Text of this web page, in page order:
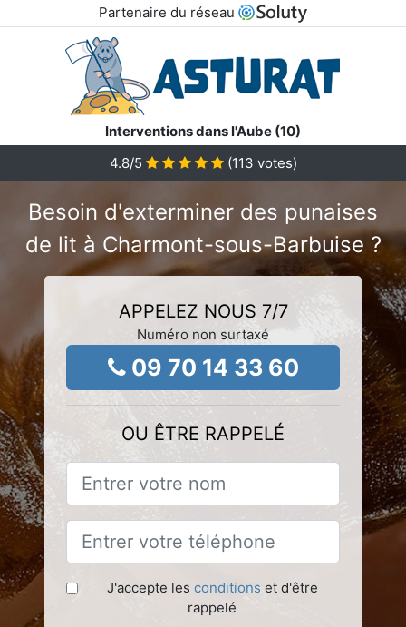
Partenaire du réseau
Interventions dans l'Aube (10)
4.8/5 (113 votes)
Besoin d'exterminer des punaises
de lit à Charmont-sous-Barbuise ?
APPELEZ NOUS 7/7
Numéro non surtaxé
09 70 14 33 60
OU ÊTRE RAPPELÉ
J'accepte les conditions et d'être
rappelé